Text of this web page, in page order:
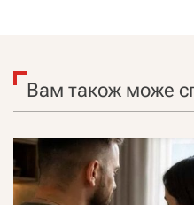
Вам також може